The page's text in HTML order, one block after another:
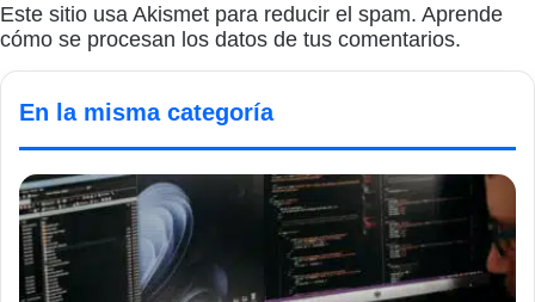
Este sitio usa Akismet para reducir el spam. Aprende
cómo se procesan los datos de tus comentarios.
En la misma categoría